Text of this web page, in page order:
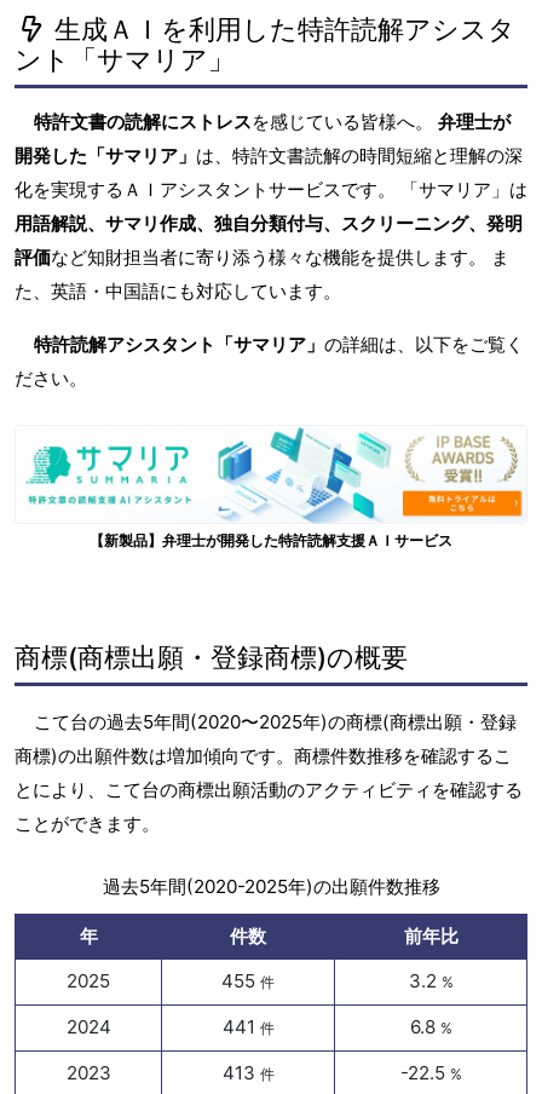
生成ＡＩを利用した特許読解アシスタ
ント「サマリア」
特許文書の読解にストレスを感じている皆様へ。 弁理士が
開発した「サマリア」 は、特許文書読解の時間短縮と理解の深
化を実現するＡＩアシスタントサービスです。 「サマリア」は
用語解説、サマリ作成、独自分類付与、スクリーニング、発明
評価など知財担当者に寄り添う様々な機能を提供します。 ま
た、英語・中国語にも対応しています。
特許読解アシスタント「サマリア」 の詳細は、以下をご覧く
ださい。
【新製品】弁理士が開発した特許読解支援ＡＩサービス
商標(商標出願・登録商標)の概要
こて台の過去5年間(2020〜2025年)の商標(商標出願・登録
商標)の出願件数は増加傾向です。商標件数推移を確認するこ
とにより、こて台の商標出願活動のアクティビティを確認する
ことができます。
過去5年間(2020-2025年)の出願件数推移
年 件数
前年比
2025
455 件 3.2 %
2024 441 件 6.8 %
2023 413 件 -22.5 %